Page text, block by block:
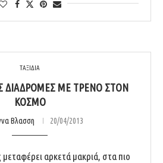
ΤΑΞΙΔΙΑ
ΔΙΑΔΡΟΜΈΣ ΜΕ ΤΡΈΝΟ ΣΤΟΝ
ΚΌΣΜΟ
Βλασση 20/04/2013
αρκετά μακριά, στα πιο